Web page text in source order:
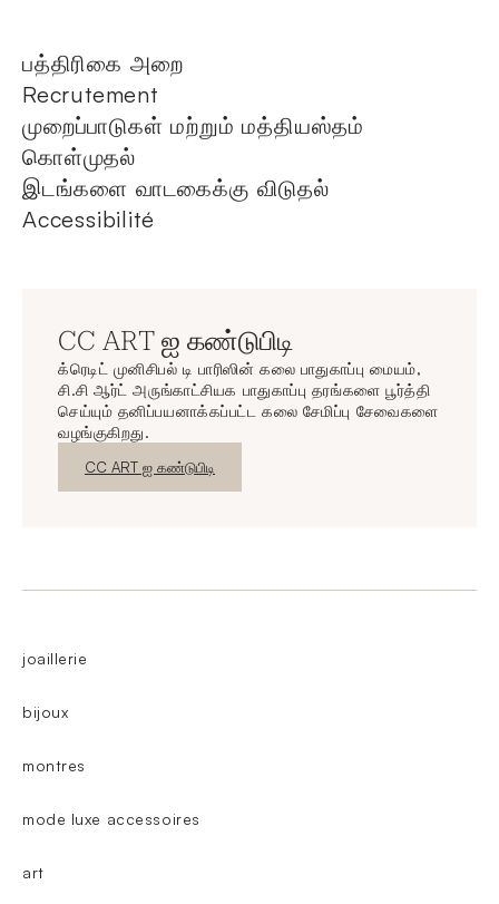
பத்திரிகை அறை
Recrutement
முறைப்பாடுகள் மற்றும் மத்தியஸ்தம்
கொள்முதல்
இடங்களை வாடகைக்கு விடுதல்
Accessibilité
CC ART ஐ கண்டுபிடி
க்ரெடிட் முனிசிபல் டி பாரிஸின் கலை பாதுகாப்பு மையம்,
சி.சி ஆர்ட் அருங்காட்சியக பாதுகாப்பு தரங்களை பூர்த்தி
செய்யும் தனிப்பயனாக்கப்பட்ட கலை சேமிப்பு சேவைகளை
வழங்குகிறது.
புதிய சாளரம்
CC ART ஐ கண்டுபிடி
joaillerie
bijoux
montres
mode luxe accessoires
art